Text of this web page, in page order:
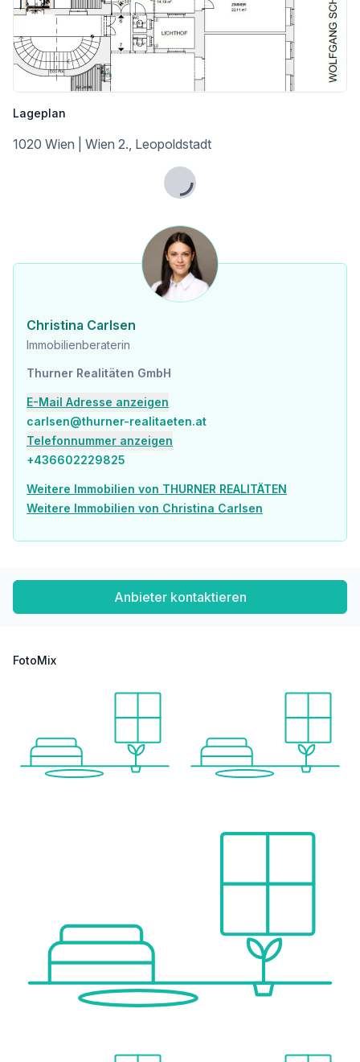
Maklerprovision: 3% des Kaufpreises + 20% USt.
Kaufvertragshonorar: 1,2% des Kaufpreises zzgl. USt und Barauslagen I Kaufvertragserstellung erfolgt durch die Kanzlei Tiefenthaler & Gnesda Rechtsanwälte
_Maklervereinbarung: _Wir ersuchen um Verständnis, dass wir bei Anfragen zur Objektadresse, bzw. Besichtigungstermin aufgrund neuer gesetzlicher Bestimmungen Unterlagen erst dann zusenden können, wenn Sie vorab bestätigen, dass Sie unser sofortiges Tätigwerden wünschen und über Ihre Rücktrittsrechte aufgeklärt wurden. Sie bekommen nach Ihrer schriftlichen Anfrage mit vollständiger Angabe des Namens, Anschrift und Telefonnummer ein Email, in dem Sie diese Punkte bestätigen müssen.
_Haftungsausschluss: _Wir weisen darauf hin, dass sämtliche Daten im vorliegenden Angebot sowie die von unserem Büro an Sie weitergegebenen Auskünfte, vom Eigentümer der Immobilie zur Verfügung gestellt wurden. Ebenso sind Informationen von Dritten (z.B. behördliche Informationen) eingeholt worden, auch für diese können wir unsererseits keinerlei Haftung für deren uneingeschränkte Richtigkeit übernehmen.
Infrastruktur / Entfernungen
Klinik <1.000m
Krankenhaus <1.500m
Kinder & Schulen
Schule <500m
Kindergarten <500m
Universität <500m
Höhere Schule <2.000m
Supermarkt <500m
Bäckerei <500m
Bank <500m
Bus <500m
Angaben Entfernung Luftlinie / Quelle: OpenStreetMap
Lageplan
1020 Wien | Wien 2., Leopoldstadt
Lade...
Christina Carlsen
Immobilienberaterin
Thurner Realitäten GmbH
E-Mail Adresse anzeigen
carlsen@thurner-realitaeten.at
Telefonnummer anzeigen
+436602229825
Weitere Immobilien von THURNER REALITÄTEN
Weitere Immobilien von Christina Carlsen
Anbieter kontaktieren
FotoMix